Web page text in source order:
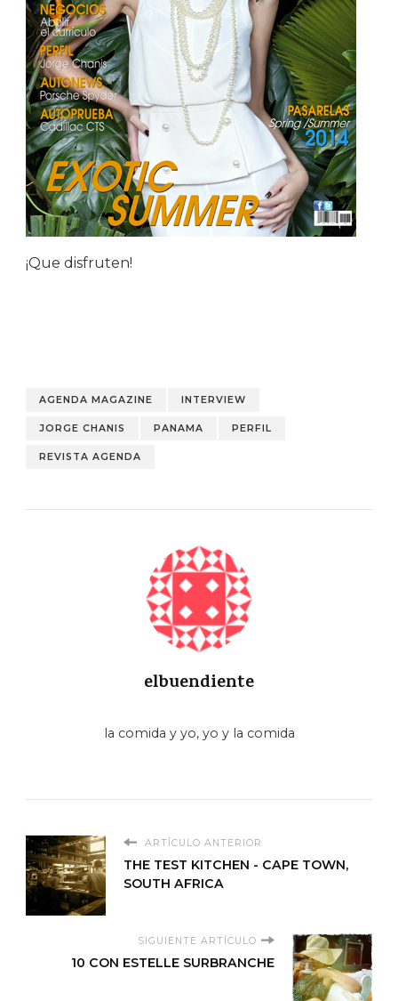
¡Que disfruten!
AGENDA MAGAZINE INTERVIEW
JORGE CHANIS PANAMA PERFIL
REVISTA AGENDA
elbuendiente
la comida y yo, yo y la comida
ARTÍCULO ANTERIOR
THE TEST KITCHEN - CAPE TOWN,
SOUTH AFRICA
SIGUIENTE ARTÍCULO
10 CON ESTELLE SURBRANCHE